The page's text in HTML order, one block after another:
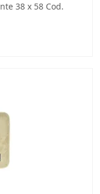
38 x 58 Cod.